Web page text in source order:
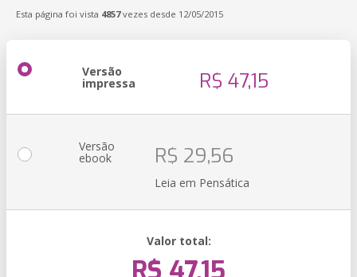
Esta página foi vista 4857vezes desde 12/05/2015
Versão
impressa R$ 47,15
Versão
ebook R$ 29,56
Leia em Pensática
Valor total: